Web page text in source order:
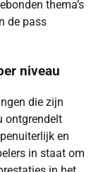
thema’s
de pass
niveau
die zijn
ontgrendelt
en
in staat om